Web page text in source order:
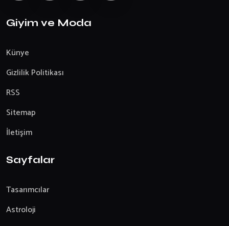
Giyim ve Moda
Künye
Gizlilik Politikası
RSS
Sitemap
İletişim
Sayfalar
Tasarımcılar
Astroloji